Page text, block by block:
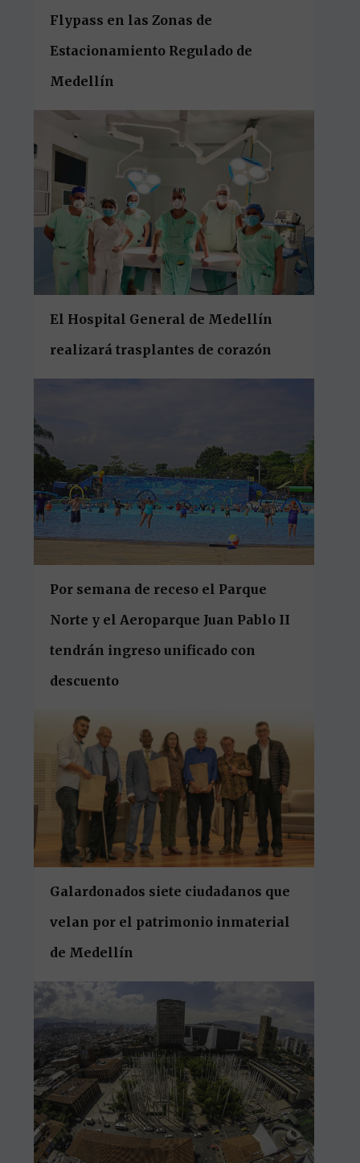
Flypass en las Zonas de
Estacionamiento Regulado de
Medellín
El Hospital General de Medellín
realizará trasplantes de corazón
Por semana de receso el Parque
Norte y el Aeroparque Juan Pablo II
tendrán ingreso unificado con
descuento
Galardonados siete ciudadanos que
velan por el patrimonio inmaterial
de Medellín